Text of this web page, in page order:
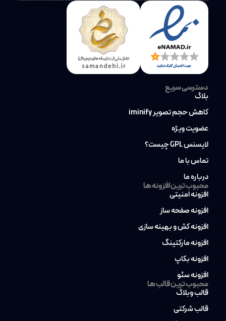
دسترسی سریع
بلاگ
کاهش حجم تصویر iminify
عضویت ویژه
لایسنس GPL چیست؟
تماس با ما
درباره ما
محبوب ترین افزونه ها
افزونه امنیتی
افزونه صفحه ساز
افزونه کش و بهینه سازی
افزونه مارکتینگ
افزونه بکاپ
افزونه سئو
محبوب ترین قالب ها
قالب وبلاگ
قالب شرکتی